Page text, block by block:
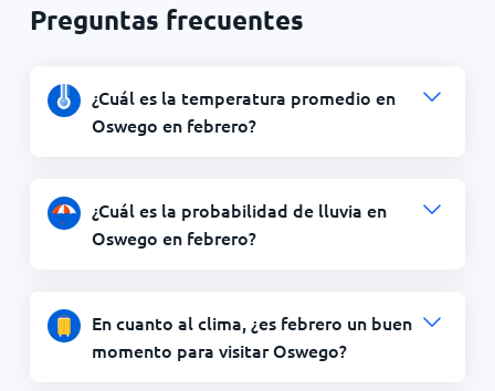
Preguntas frecuentes
¿Cuál es la temperatura promedio en
Oswego en febrero?
¿Cuál es la probabilidad de lluvia en
Oswego en febrero?
En cuanto al clima, ¿es febrero un buen
momento para visitar Oswego?